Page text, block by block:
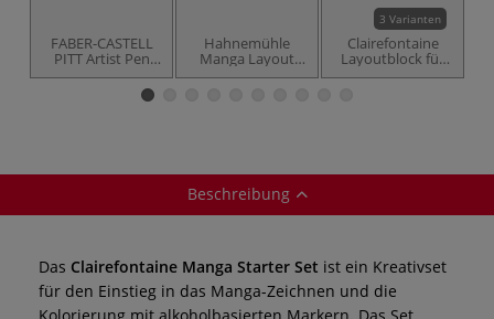
FABER-CASTELL
PITT Artist Pen
Tuschestift,
Manga Starter Set
Hahnemühle
Manga Layout
und Illustration
3 Varianten
Clairefontaine
Layoutblock für
Manga und
Beschreibung
Das Clairefontaine Manga Starter Set ist ein Kreativset
für den Einstieg in das Manga-Zeichnen und die